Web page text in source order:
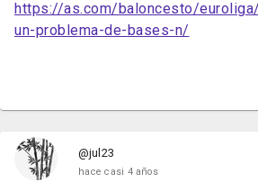
https://as.com/baloncesto/
un-problema-de-bases-n/
@jul23
hace casi 4 años